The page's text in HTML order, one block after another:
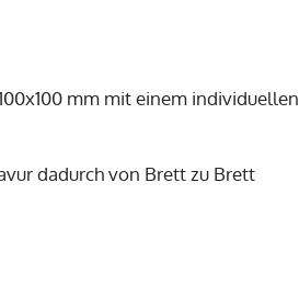
mm mit einem individuellen
dadurch von Brett zu Brett